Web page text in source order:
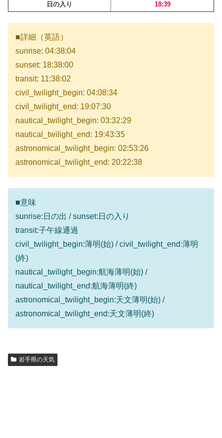
日の入り
18:39
■詳細（英語）
sunrise: 04:38:04
sunset: 18:38:00
transit: 11:38:02
civil_twilight_begin: 04:08:34
civil_twilight_end: 19:07:30
nautical_twilight_begin: 03:32:29
nautical_twilight_end: 19:43:35
astronomical_twilight_begin: 02:53:26
astronomical_twilight_end: 20:22:38
■意味
sunrise:日の出 / sunset:日の入り
transit:子午線通過
civil_twilight_begin:薄明(始) / civil_twilight_end:薄明
(終)
nautical_twilight_begin:航海薄明(始) /
nautical_twilight_end:航海薄明(終)
astronomical_twilight_begin:天文薄明(始) /
astronomical_twilight_end:天文薄明(終)
岩手県の天気